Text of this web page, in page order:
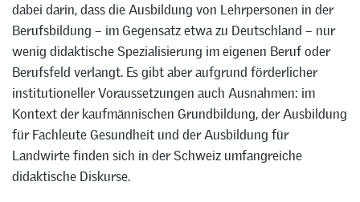
dabei darin, dass die Ausbildung von Lehrpersonen in der
Berufsbildung – im Gegensatz etwa zu Deutschland – nur
wenig didaktische Spezialisierung im eigenen Beruf oder
Berufsfeld verlangt. Es gibt aber aufgrund förderlicher
institutioneller Voraussetzungen auch Ausnahmen: im
Kontext der kaufmännischen Grundbildung, der Ausbildung
für Fachleute Gesundheit und der Ausbildung für
Landwirte finden sich in der Schweiz umfangreiche
didaktische Diskurse.